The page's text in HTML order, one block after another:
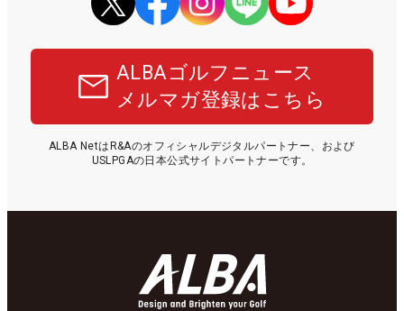
ALBAゴルフニュース
メルマガ登録はこちら
ALBA NetはR&Aのオフィシャルデジタルパートナー、および
USLPGAの日本公式サイトパートナーです。